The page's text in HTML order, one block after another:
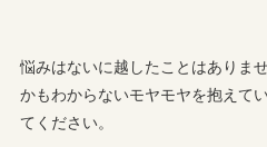
悩みはないに越したことはありま
かもわからないモヤモヤを抱えて
てください。